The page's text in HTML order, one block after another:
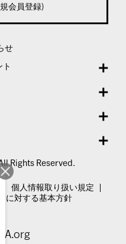
会員登録)
せ
ト
Rights Reserved.
個人情報取り扱い規定
に対する基本方針